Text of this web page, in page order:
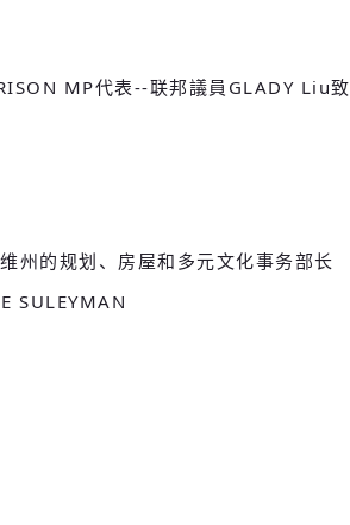
MP代表--联邦議員GLADY Liu致
州的规划、房屋和多元文化事务部长
SULEYMAN